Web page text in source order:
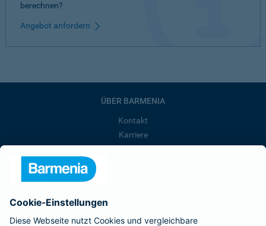
berechnen?
Angebot anfordern
ÜBER BARMENIA
Kontakt
Karriere
Barmenia ist Teil der BarmeniaGothaer